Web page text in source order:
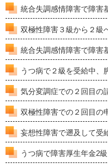
統合失調感情障害で障害
双極性障害３級から２級
統合失調感情障害で障害
うつ病で２級を受給中、
気分変調症での２回目の
双極性障害での２回目の
妄想性障害で遡及して受
うつ病で障害厚生年金2